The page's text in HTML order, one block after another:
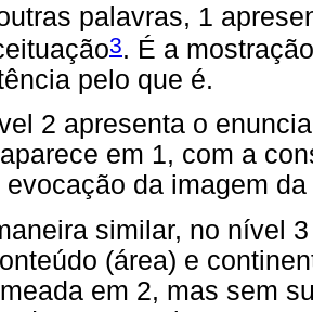
palavras, 1
3. É a
pelo que é.
2 apresenta o
em 1, com a
evocação da imagem
similar, no nível
(área) e
em 2, mas sem